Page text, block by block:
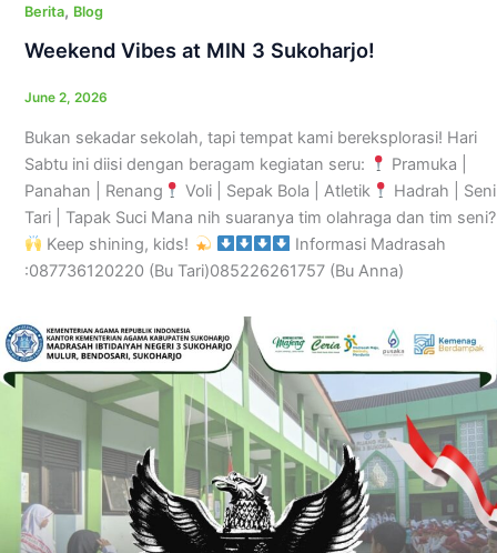
Berita, Blog
Weekend Vibes at MIN 3 Sukoharjo!
June 2, 2026
Bukan sekadar sekolah, tapi tempat kami bereksplorasi! Hari
Sabtu ini diisi dengan beragam kegiatan seru:
Pramuka |
Panahan | Renang
Voli | Sepak Bola | Atletik
Hadrah | Seni
Tari | Tapak Suci Mana nih suaranya tim olahraga dan tim seni?
Keep shining, kids!
Informasi Madrasah
:087736120220 (Bu Tari)085226261757 (Bu Anna)